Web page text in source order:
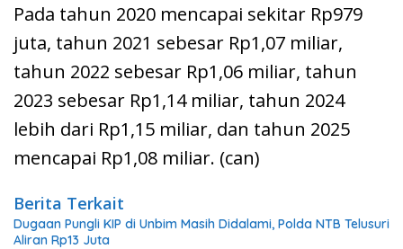
Pada tahun 2020 mencapai sekitar Rp979
juta, tahun 2021 sebesar Rp1,07 miliar,
tahun 2022 sebesar Rp1,06 miliar, tahun
2023 sebesar Rp1,14 miliar, tahun 2024
lebih dari Rp1,15 miliar, dan tahun 2025
mencapai Rp1,08 miliar. (can)
Berita Terkait
Dugaan Pungli KIP di Unbim Masih Didalami, Polda NTB Telusuri
Aliran Rp13 Juta